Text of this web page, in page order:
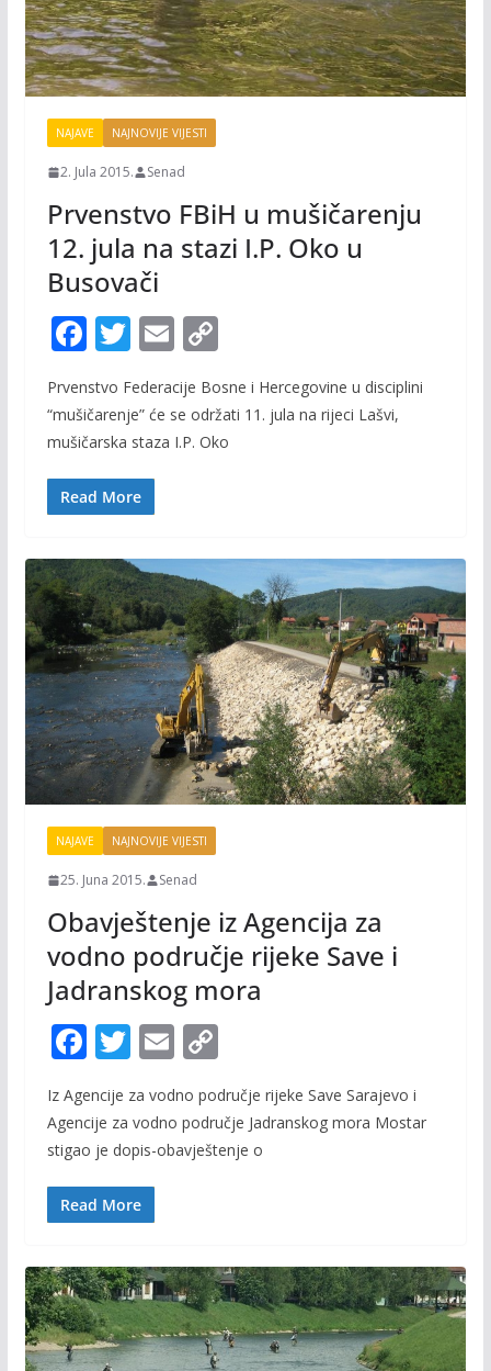
NAJAVE NAJNOVIJE VIJESTI
2. Jula 2015. Senad
Prvenstvo FBiH u mušičarenju
12. jula na stazi I.P. Oko u
Busovači
F
e
b
o
o
T
w
itt
er
E
ai
l
C
p
y
Prvenstvo Federacije Bosne i Hercegovine u disciplini
“mušičarenje” će se održati 11. jula na rijeci Lašvi,
mušičarska staza I.P. Oko
Read More
NAJAVE NAJNOVIJE VIJESTI
25. Juna 2015. Senad
Obavještenje iz Agencija za
vodno područje rijeke Save i
Jadranskog mora
F
e
b
o
o
T
itt
er
E
m
ai
l
C
o
p
y
Iz Agencije za vodno područje rijeke Save Sarajevo i
Agencije za vodno područje Jadranskog mora Mostar
stigao je dopis-obavještenje o
Read More